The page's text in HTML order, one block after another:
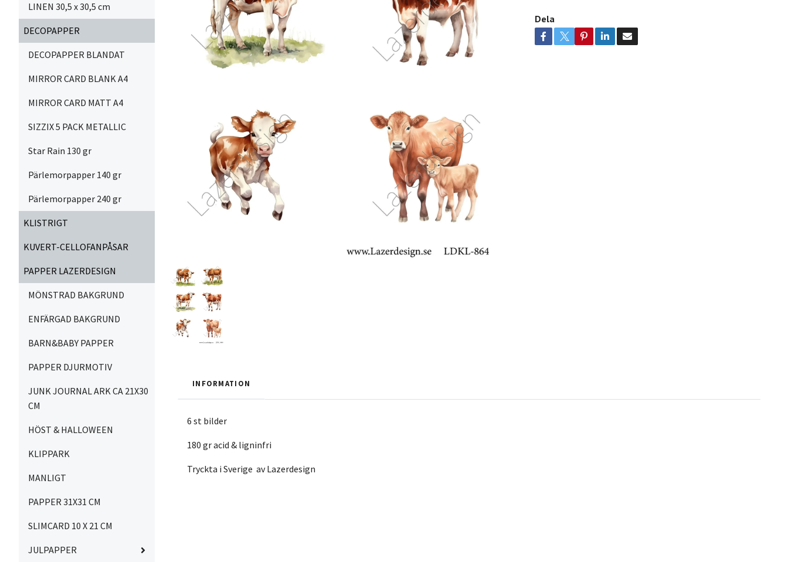
LINEN 30,5 x 30,5 cm
DECOPAPPER
DECOPAPPER BLANDAT
MIRROR CARD BLANK A4
MIRROR CARD MATT A4
SIZZIX 5 PACK METALLIC
Star Rain 130 gr
Pärlemorpapper 140 gr
Pärlemorpapper 240 gr
KLISTRIGT
KUVERT-CELLOFANPÅSAR
PAPPER LAZERDESIGN
MÖNSTRAD BAKGRUND
ENFÄRGAD BAKGRUND
BARN&BABY PAPPER
PAPPER DJURMOTIV
JUNK JOURNAL ARK CA 21X30
CM
HÖST & HALLOWEEN
KLIPPARK
MANLIGT
PAPPER 31X31 CM
SLIMCARD 10 X 21 CM
JULPAPPER
Dela
INFORMATION
6 st bilder
180 gr acid & ligninfri
Tryckta i Sverige av Lazerdesign